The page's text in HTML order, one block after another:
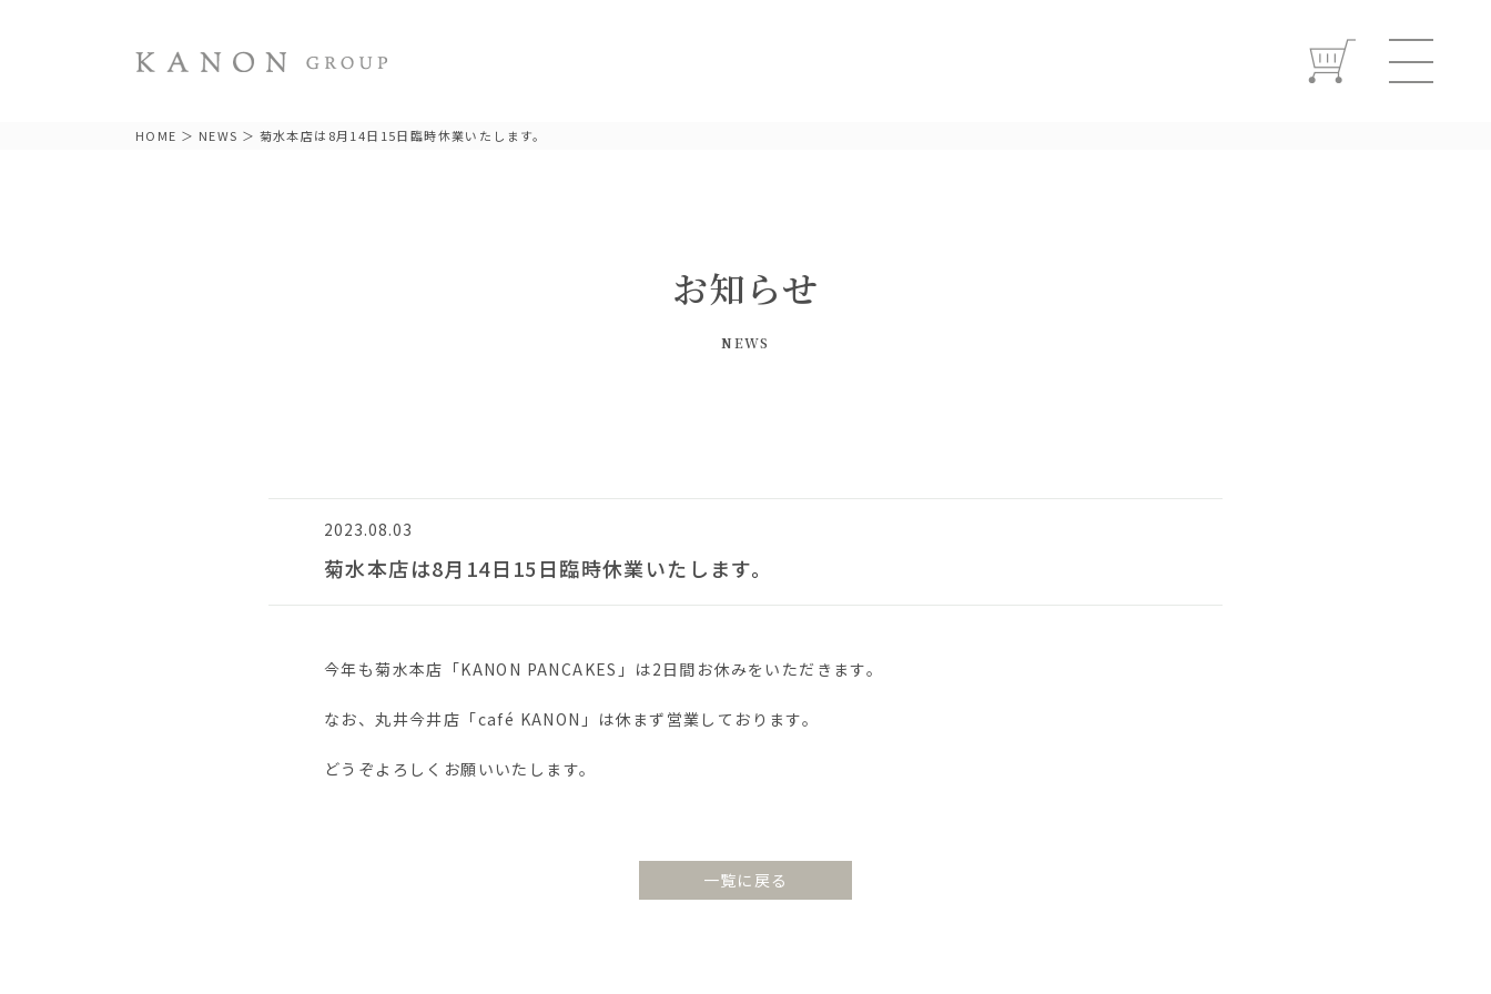
HOME ＞ NEWS ＞ 菊水本店は8月14日15日臨時休業いたします。
お知らせ
NEWS
2023.08.03
菊水本店は8月14日15日臨時休業いたします。
今年も菊水本店「KANON PANCAKES」は2日間お休みをいただきます。
なお、丸井今井店「café KANON」は休まず営業しております。
どうぞよろしくお願いいたします。
一覧に戻る